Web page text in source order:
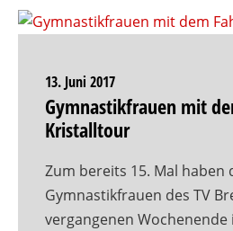
13. Juni 2017
Gymnastikfrauen mit
Kristalltour
Zum bereits 15. Mal haben
Gymnastikfrauen des TV
vergangenen Wochenende